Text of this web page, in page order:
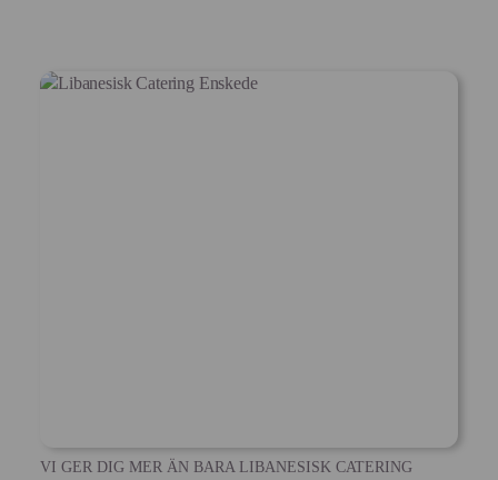
VI GER DIG MER ÄN BARA LIBANESISK CATERING